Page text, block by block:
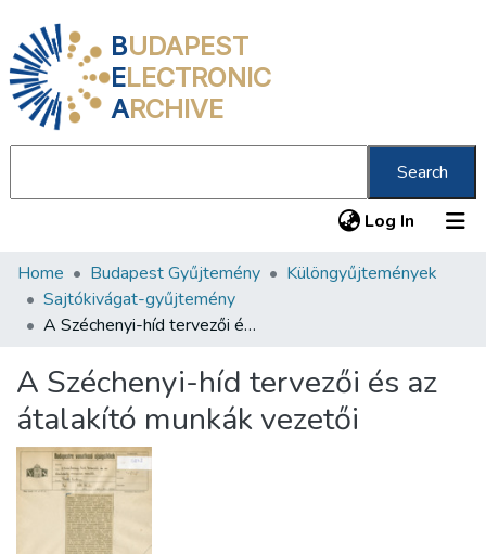
BUDAPEST
ELECTRONIC
ARCHIVE
Search
Log In (current)
Communities & Collections
All of DSpace
About us
Home Budapest Gyűjtemény
Különgyűjtemények
Sajtókivágat-gyűjtemény
A Széchenyi-híd tervezői és az átalakító munkák vezetői
A Széchenyi-híd tervezői és az
átalakító munkák vezetői